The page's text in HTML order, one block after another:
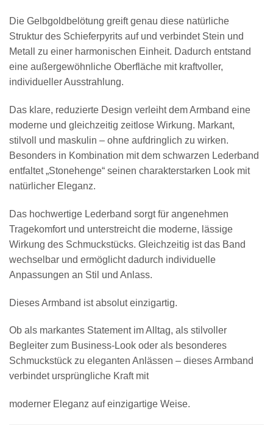
Die Gelbgoldbelötung greift genau diese natürliche
Struktur des Schieferpyrits auf und verbindet Stein und
Metall zu einer harmonischen Einheit. Dadurch entstand
eine außergewöhnliche Oberfläche mit kraftvoller,
individueller Ausstrahlung.
Das klare, reduzierte Design verleiht dem Armband eine
moderne und gleichzeitig zeitlose Wirkung. Markant,
stilvoll und maskulin – ohne aufdringlich zu wirken.
Besonders in Kombination mit dem schwarzen Lederband
entfaltet „Stonehenge“ seinen charakterstarken Look mit
natürlicher Eleganz.
Das hochwertige Lederband sorgt für angenehmen
Tragekomfort und unterstreicht die moderne, lässige
Wirkung des Schmuckstücks. Gleichzeitig ist das Band
wechselbar und ermöglicht dadurch individuelle
Anpassungen an Stil und Anlass.
Dieses Armband ist absolut einzigartig.
Ob als markantes Statement im Alltag, als stilvoller
Begleiter zum Business-Look oder als besonderes
Schmuckstück zu eleganten Anlässen – dieses Armband
verbindet ursprüngliche Kraft mit
moderner Eleganz auf einzigartige Weise.